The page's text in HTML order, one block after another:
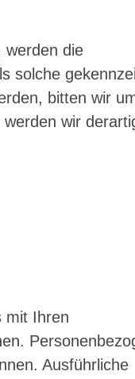
werden die
solche
bitten wir
wir
mit Ihren
Ausführliche